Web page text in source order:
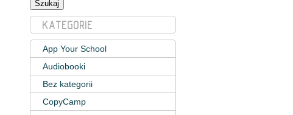
KATEGORIE
App Your School
Audiobooki
Bez kategorii
CopyCamp